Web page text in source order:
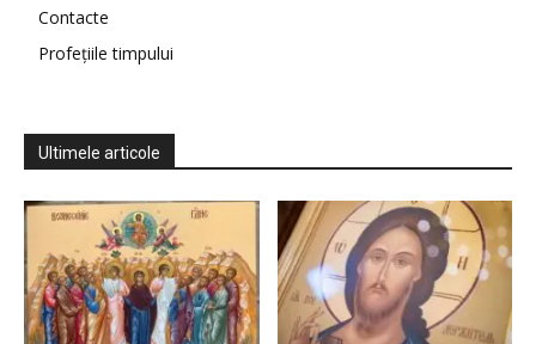
Contacte
Profețiile timpului
Ultimele articole